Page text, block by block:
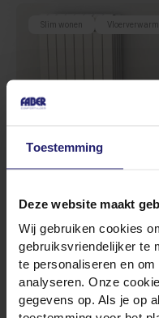
Toestemming
Deze website maakt
Wij gebruiken cookies
gebruiksvriendelijker te
te personaliseren en
analyseren. Onze
gegevens op. Als je op
Slim wonen
Kan je met
ruimte
20 juni, 2025